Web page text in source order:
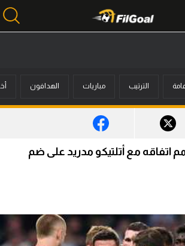
الترتيب مباريات الهدافون
اتفاقه مع أتلتيكو مدريد على ضم